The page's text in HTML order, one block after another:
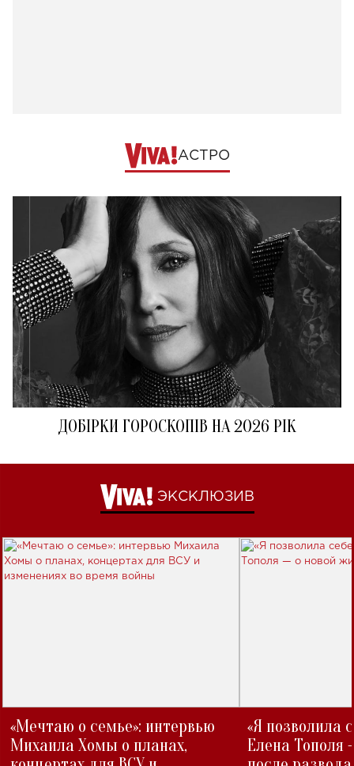
АСТРО
ДОБІРКИ ГОРОСКОПІВ НА 2026 РІК
ЭКСКЛЮЗИВ
«Мечтаю о семье»: интервью
Михаила Хомы о планах,
«Я позволила
Елена Тополя